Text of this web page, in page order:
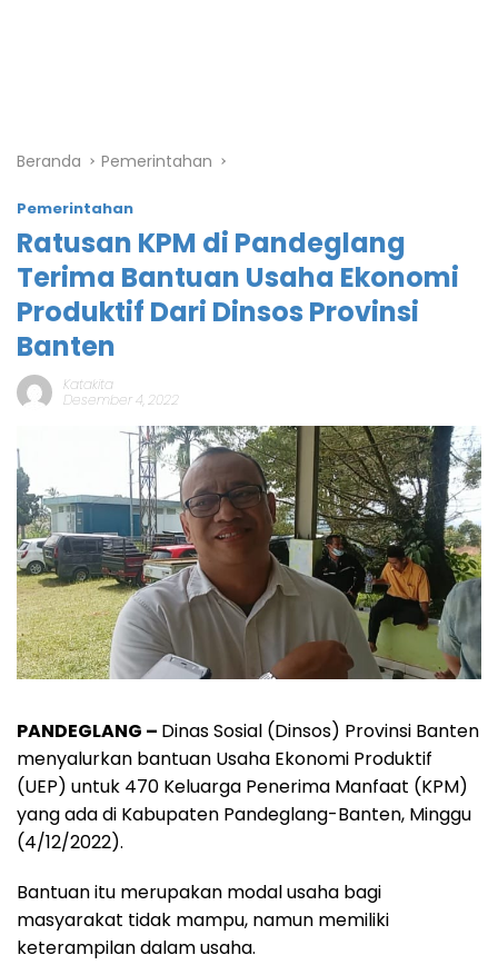
Beranda Pemerintahan
Pemerintahan
Ratusan KPM di Pandeglang
Terima Bantuan Usaha Ekonomi
Produktif Dari Dinsos Provinsi
Banten
Katakita
Desember 4, 2022
PANDEGLANG – Dinas Sosial (Dinsos) Provinsi Banten
menyalurkan bantuan Usaha Ekonomi Produktif
(UEP) untuk 470 Keluarga Penerima Manfaat (KPM)
yang ada di Kabupaten Pandeglang-Banten, Minggu
(4/12/2022).
Bantuan itu merupakan modal usaha bagi
masyarakat tidak mampu, namun memiliki
keterampilan dalam usaha.